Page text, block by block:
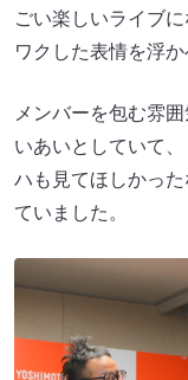
ごい楽しいライブ
ワクした表情を浮か
メンバーを包む雰
いあいとしていて
ハも見てほしかっ
ていました。